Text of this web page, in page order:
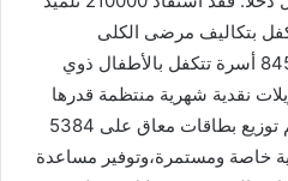
بتكاليف مرضى الكلى
والمعوزين (840 مريض) ودعم 845 أسرة تتكفل بالأطفال ذوي
نقدية شهرية منتظمة قدرها
20000 ألف أوقية قديمة. كما تم توزيع بطاقات معاق على 5384
ومستمرة،وتوفير مساعدة